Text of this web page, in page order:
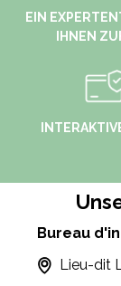
EIN
IHNEN
Bureau
Lieu-dit